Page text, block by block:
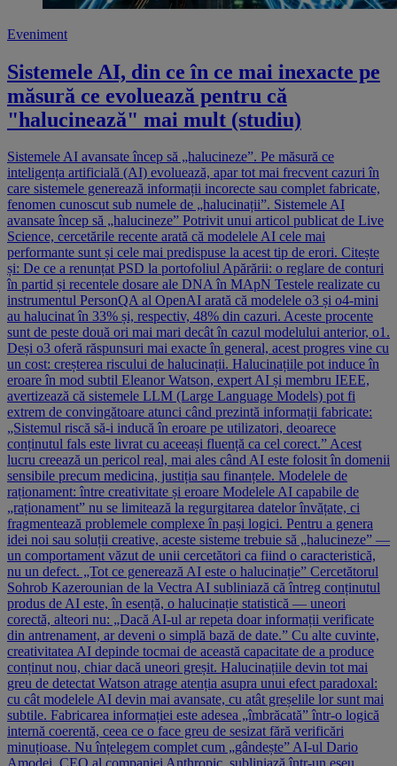
Eveniment
Sistemele AI, din ce în ce mai inexacte pe
măsură ce evoluează pentru că
"halucinează" mai mult (studiu)
Sistemele AI avansate încep să „halucineze”. Pe măsură ce
inteligența artificială (AI) evoluează, apar tot mai frecvent cazuri în
care sistemele generează informații incorecte sau complet fabricate,
fenomen cunoscut sub numele de „halucinații”. Sistemele AI
avansate încep să „halucineze” Potrivit unui articol publicat de Live
Science, cercetările recente arată că modelele AI cele mai
performante sunt și cele mai predispuse la acest tip de erori. Citește
și: De ce a renunțat PSD la portofoliul Apărării: o reglare de conturi
în partid și recentele dosare ale DNA în MApN Testele realizate cu
instrumentul PersonQA al OpenAI arată că modelele o3 și o4-mini
au halucinat în 33% și, respectiv, 48% din cazuri. Aceste procente
sunt de peste două ori mai mari decât în cazul modelului anterior, o1.
Deși o3 oferă răspunsuri mai exacte în general, acest progres vine cu
un cost: creșterea riscului de halucinații. Halucinațiile pot induce în
eroare în mod subtil Eleanor Watson, expert AI și membru IEEE,
avertizează că sistemele LLM (Large Language Models) pot fi
extrem de convingătoare atunci când prezintă informații fabricate:
„Sistemul riscă să-i inducă în eroare pe utilizatori, deoarece
conținutul fals este livrat cu aceeași fluență ca cel corect.” Acest
lucru creează un pericol real, mai ales când AI este folosit în domenii
sensibile precum medicina, justiția sau finanțele. Modelele de
raționament: între creativitate și eroare Modelele AI capabile de
„raționament” nu se limitează la regurgitarea datelor învățate, ci
fragmentează problemele complexe în pași logici. Pentru a genera
idei noi sau soluții creative, aceste sisteme trebuie să „halucineze” —
un comportament văzut de unii cercetători ca fiind o caracteristică,
nu un defect. „Tot ce generează AI este o halucinație” Cercetătorul
Sohrob Kazerounian de la Vectra AI subliniază că întreg conținutul
produs de AI este, în esență, o halucinație statistică — uneori
corectă, alteori nu: „Dacă AI-ul ar repeta doar informații verificate
din antrenament, ar deveni o simplă bază de date.” Cu alte cuvinte,
creativitatea AI depinde tocmai de această capacitate de a produce
conținut nou, chiar dacă uneori greșit. Halucinațiile devin tot mai
greu de detectat Watson atrage atenția asupra unui efect paradoxal:
cu cât modelele AI devin mai avansate, cu atât greșelile lor sunt mai
subtile. Fabricarea informației este adesea „îmbrăcată” într-o logică
internă coerentă, ceea ce o face greu de sesizat fără verificări
minuțioase. Nu înțelegem complet cum „gândește” AI-ul Dario